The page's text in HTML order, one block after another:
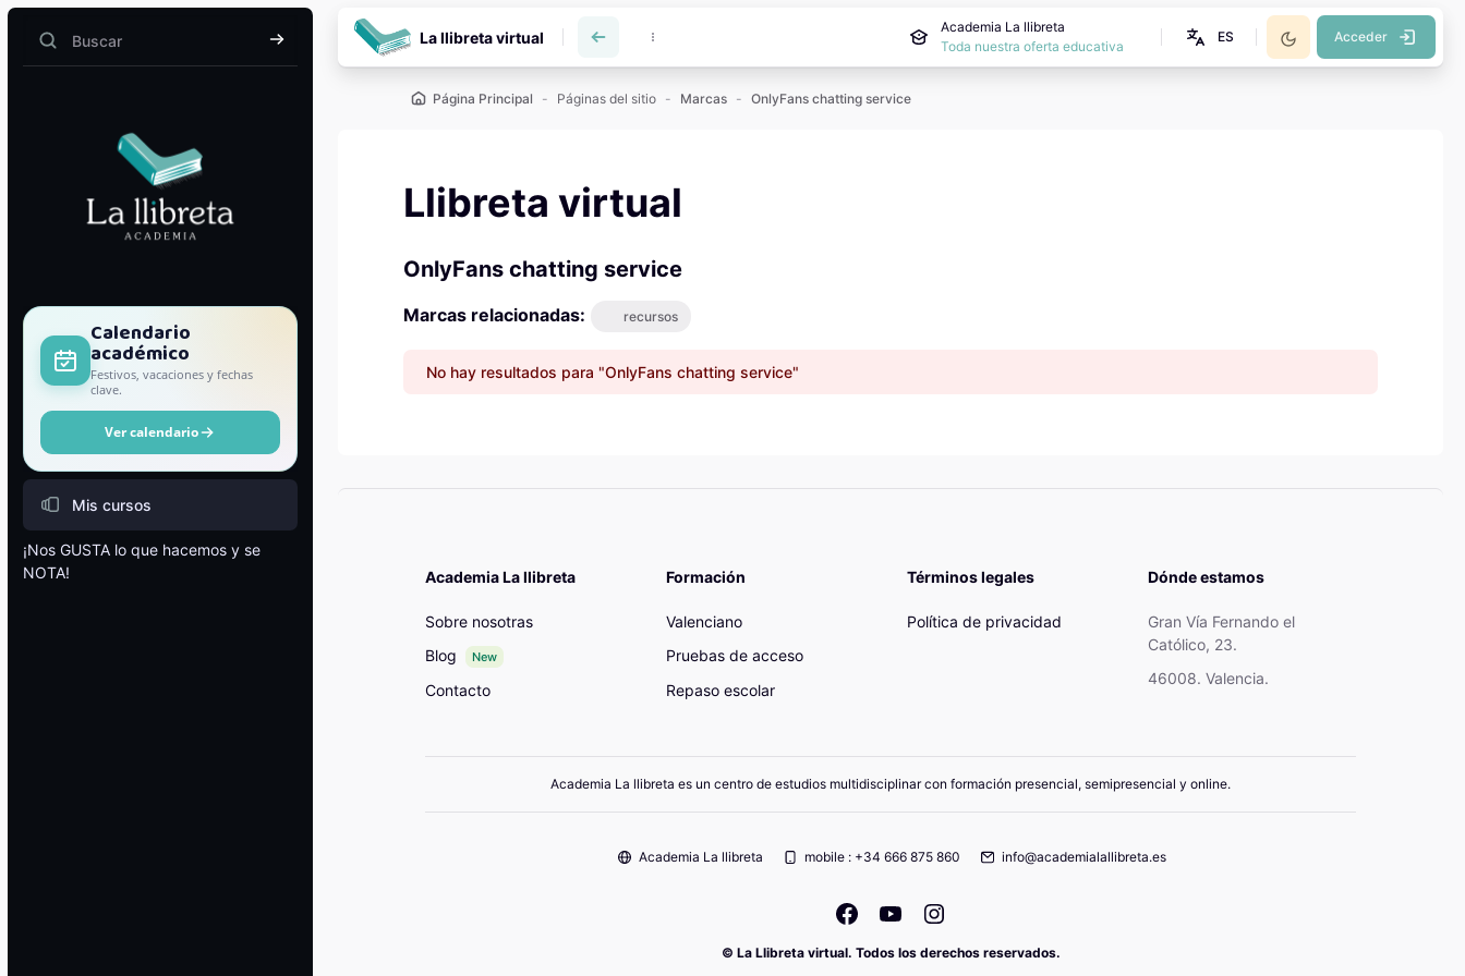
Buscar
Buscar
BloquesCalendario
académico
Festivos, vacaciones y fechas
clave.
Ver calendario
Mis cursos
¡Nos GUSTA lo que hacemos y se
NOTA!
La llibreta virtual
Academia La llibreta
Toda nuestra oferta educativa
ES Acceder
Página Principal Páginas del sitio Marcas OnlyFans chatting service
Llibreta virtual
OnlyFans chatting service
Marcas relacionadas: recursos
No hay resultados para "OnlyFans chatting service"
Academia La llibreta
Sobre nosotras
Blog
New
Contacto
Formación
Valenciano
Pruebas de acceso
Repaso escolar
Términos legales
Política de privacidad
Dónde estamos
Gran Vía Fernando el
Católico, 23.
46008. Valencia.
Academia La llibreta es un centro de estudios multidisciplinar con formación presencial, semipresencial y online.
Academia La llibreta mobile : +34 666 875 860 info@academialallibreta.es
© La Llibreta virtual. Todos los derechos reservados.